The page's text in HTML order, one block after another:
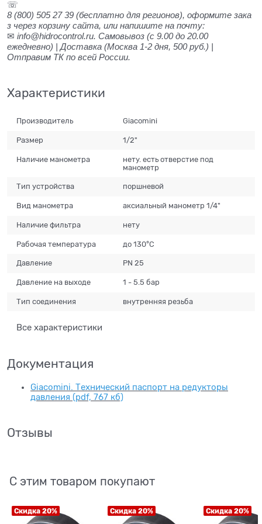
☏
8 (800) 505 27 39 (бесплатно для регионов), оформите зака
з через корзину сайта, или напишите на почту:
✉ info@hidrocontrol.ru. Самовывоз (с 9.00 до 20.00
ежедневно) | Доставка (Москва 1-2 дня, 500 руб.) |
Отправим ТК по всей России.
Характеристики
Производитель Giacomini
Размер 1/2"
Наличие манометра
нету. есть отверстие под
манометр
Тип устройства поршневой
Вид манометра аксиальный манометр 1/4"
Наличие фильтра нету
Рабочая температура до 130°C
Давление РN 25
Давление на выходе 1 - 5.5 бар
Тип соединения внутренняя резьба
Все характеристики
Документация
Giacomini. Технический паспорт на редукторы
давления (pdf, 767 кб)
Отзывы
С этим товаром покупают
Скидка 20% Скидка 20% Скидка 20%